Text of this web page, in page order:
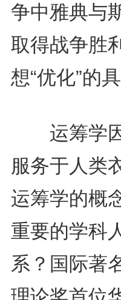
争中雅典与
取得战争胜
想“优化”的
运筹学因
服务于人类
运筹学的概
重要的学科
系？国际著